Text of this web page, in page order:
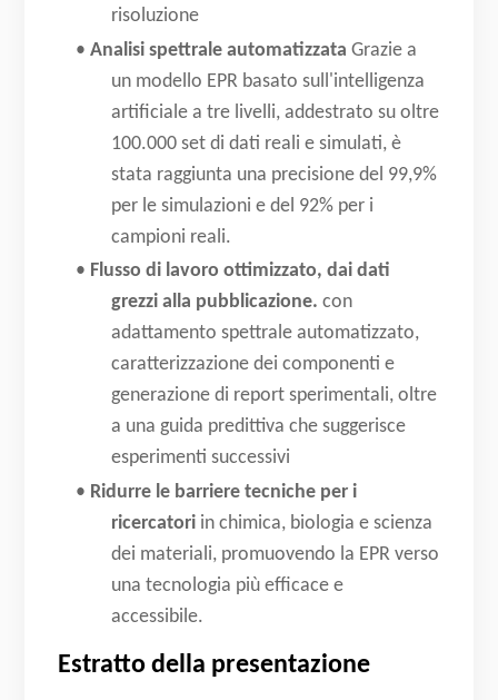
risoluzione
•Analisi spettrale automatizzataGrazie a
un modello EPR basato sull'intelligenza
artificiale a tre livelli, addestrato su oltre
100.000 set di dati reali e simulati, è
stata raggiunta una precisione del 99,9%
per le simulazioni e del 92% per i
campioni reali.
• Flusso di lavoro ottimizzato, dai dati
grezzi alla pubblicazione.con
adattamento spettrale automatizzato,
caratterizzazione dei componenti e
generazione di report sperimentali, oltre
a una guida predittiva che suggerisce
esperimenti successivi
• Ridurre le barriere tecniche per i
ricercatori in chimica, biologia e scienza
dei materiali, promuovendo la EPR verso
una tecnologia più efficace e
accessibile.
Estratto della presentazione